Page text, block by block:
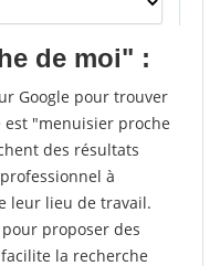
de moi" :
Google pour trouver
"menuisier proche
des résultats
à
leur lieu de travail.
proposer des
la recherche